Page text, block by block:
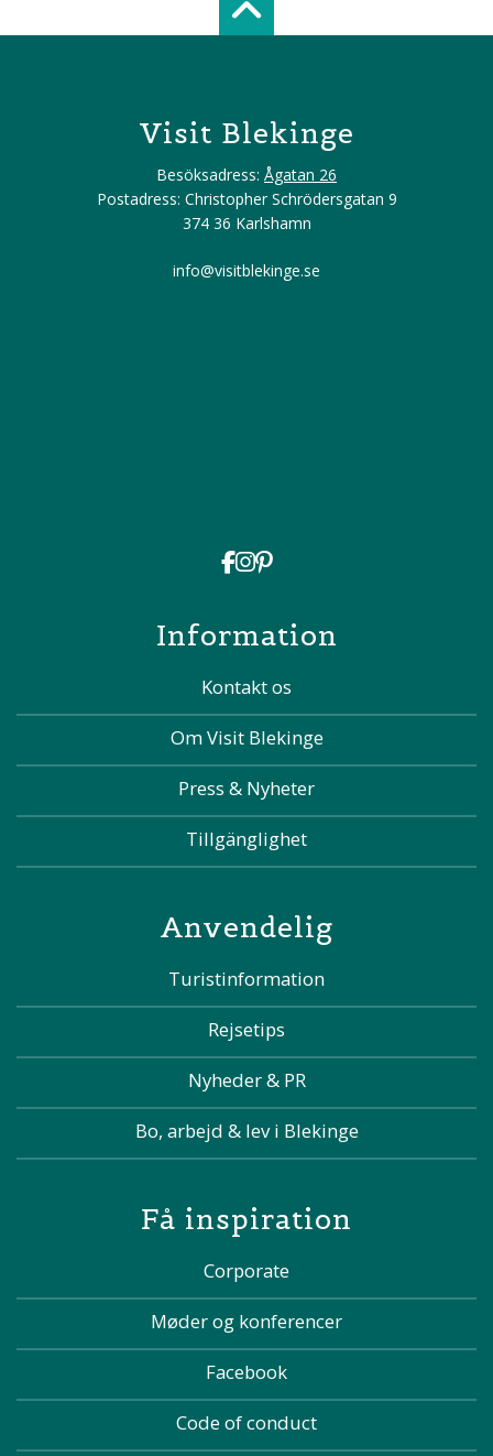
Scroll top of
Visit Blekinge
Besöksadress: Ågatan 26
Postadress: Christopher Schrödersgatan 9
374 36 Karlshamn
info@visitblekinge.se
Information
Kontakt os
Om Visit Blekinge
Press & Nyheter
Tillgänglighet
Anvendelig
Turistinformation
Rejsetips
Nyheder & PR
Bo, arbejd & lev i Blekinge
Få inspiration
Corporate
Møder og konferencer
Facebook
Code of conduct